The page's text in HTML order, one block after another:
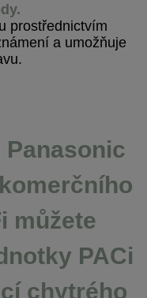
.
prostřednictvím
a umožňuje
můžete
PACi
chytrého